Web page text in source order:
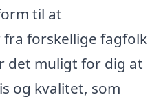
til at
forskellige fagfolk
det muligt for dig at
og kvalitet, som